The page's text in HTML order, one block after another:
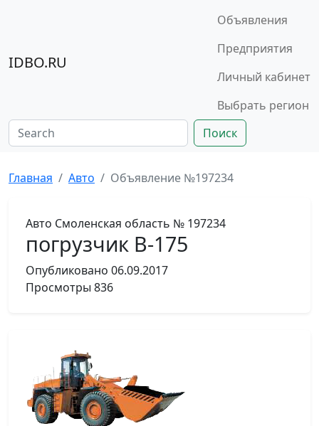
IDBO.RU
Объявления
Предприятия
Личный кабинет
Выбрать регион
Поиск
Главная Авто Объявление №197234
Авто Смоленская область № 197234
погрузчик В-175
Опубликовано 06.09.2017
Просмотры 836